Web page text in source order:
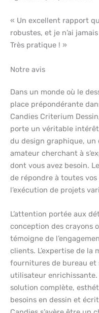
« Un excellent rapport
robustes, et je n’ai
Très pratique ! »
Notre avis
Dans un monde où le
place prépondérante
Candies Criterium
porte un véritable
du design graphique,
amateur cherchant à
dont vous avez besoin.
de répondre à toutes
l’exécution de projets
L’attention portée aux
conception des crayons
témoigne de
clients. L’expertise de la
fournitures de bureau et
utilisateur
solution complète,
besoins en dessin et